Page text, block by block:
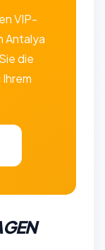
VIP-
Antalya
die